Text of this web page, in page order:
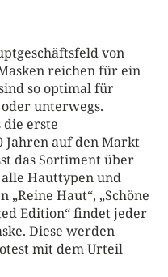
von
reichen für ein
so optimal für
unterwegs.
die erste
Jahren auf den Markt
das Sortiment über
Hauttypen und
Haut“, „Schöne
Edition“ findet jeder
Diese werden
mit dem Urteil